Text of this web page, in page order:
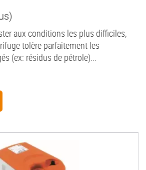
aux conditions les plus difficiles,
tolère parfaitement les
(ex: résidus de pétrole)...